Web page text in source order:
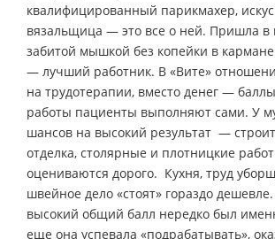
квалифицированный парикмахер,
вязальщица — это все о ней. Пришла в
забитой мышкой без копейки в
— лучший работник. В «Вите»
на трудотерапии, вместо денег —
работы пациенты выполняют сами. У
шансов на высокий результат —
отделка, столярные и плотницкие
оцениваются дорого. Кухня, труд
швейное дело «стоят» гораздо
высокий общий балл нередко был
еще она успевала «подрабатывать»,